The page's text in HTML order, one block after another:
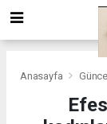
Anasayfa Güncel